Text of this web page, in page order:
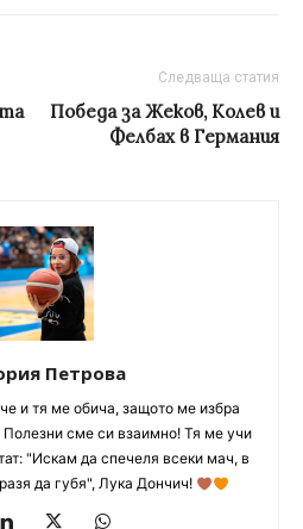
Следваща статия
Победа за Жеков, Колев и
Фелбах в Германия
Петрова
и тя ме обича, защото ме избра
сме си взаимно! Тя ме учи
"Искам да спечеля всеки мач, в
да губя", Лука Дончич!